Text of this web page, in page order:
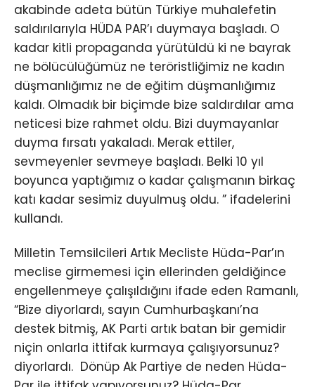
akabinde adeta bütün Türkiye muhalefetin
saldırılarıyla HÜDA PAR’ı duymaya başladı. O
kadar kitli propaganda yürütüldü ki ne bayrak
ne bölücülüğümüz ne teröristliğimiz ne kadın
düşmanlığımız ne de eğitim düşmanlığımız
kaldı. Olmadık bir biçimde bize saldırdılar ama
neticesi bize rahmet oldu. Bizi duymayanlar
duyma fırsatı yakaladı. Merak ettiler,
sevmeyenler sevmeye başladı. Belki 10 yıl
boyunca yaptığımız o kadar çalışmanın birkaç
katı kadar sesimiz duyulmuş oldu. ” ifadelerini
kullandı.
Milletin Temsilcileri Artık Mecliste Hüda-Par’ın
meclise girmemesi için ellerinden geldiğince
engellenmeye çalışıldığını ifade eden Ramanlı,
“Bize diyorlardı, sayın Cumhurbaşkanı’na
destek bitmiş, AK Parti artık batan bir gemidir
niçin onlarla ittifak kurmaya çalışıyorsunuz?
diyorlardı. Dönüp Ak Partiye de neden Hüda-